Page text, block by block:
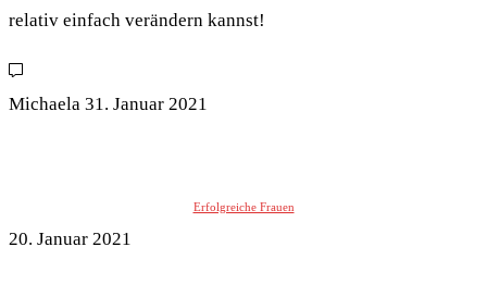
relativ einfach verändern kannst!
Michaela 31. Januar 2021
Erfolgreiche Frauen
20. Januar 2021